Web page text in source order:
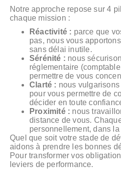
Notre approche repose sur 4
chaque mission :
Réactivité : parce que
pas, nous vous
sans délai inutile.
Sérénité : nous
réglementaire
permettre de vous
Clarté : nous
pour vous permettre de
décider en toute
Proximité : nous
distance de vous.
personnellement, dans la
Quel que soit votre stade de
aidons à prendre les bonnes
Pour transformer vos
leviers de performance.